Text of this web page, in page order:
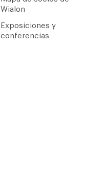
Wialon
Exposiciones y
conferencias